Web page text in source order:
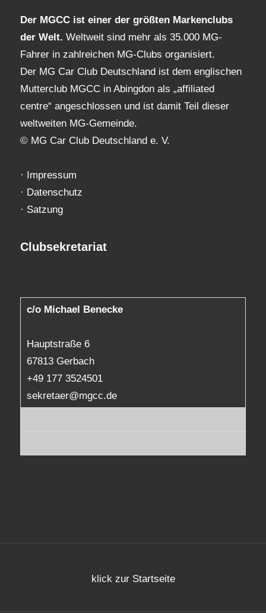
Der MGCC ist einer der größten Markenclubs
der Welt. Weltweit sind mehr als 35.000 MG-
Fahrer in zahlreichen MG-Clubs organisiert.
Der MG Car Club Deutschland ist dem englischen
Mutterclub MGCC in Abingdon als „affiliated
centre“ angeschlossen und ist damit Teil dieser
weltweiten MG-Gemeinde.
© MG Car Club Deutschland e. V.
· Impressum
· Datenschutz
· Satzung
Clubsekretariat
c/o Michael Benecke
Hauptstraße 6
67813 Gerbach
+49 177 3524501
sekretaer@mgcc.de
klick zur Startseite